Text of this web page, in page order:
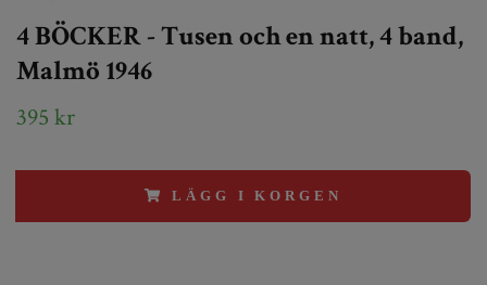
4 BÖCKER - Tusen och en natt, 4 band,
Malmö 1946
395 kr
LÄGG I KORGEN